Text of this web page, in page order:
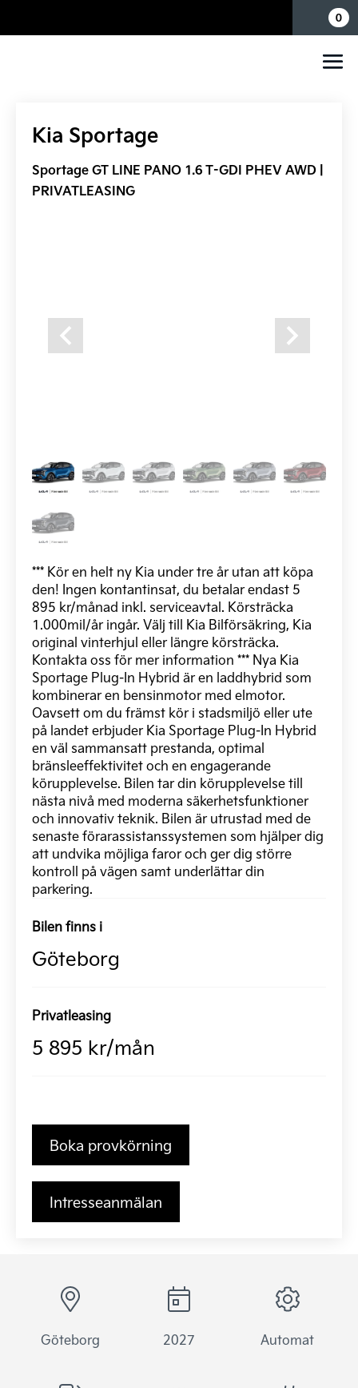
0
Kia Sportage
Sportage GT LINE PANO 1.6 T-GDI PHEV AWD |
PRIVATLEASING
Previous Next
*** Kör en helt ny Kia under tre år utan att köpa
den! Ingen kontantinsat, du betalar endast 5
895 kr/månad inkl. serviceavtal. Körsträcka
1.000mil/år ingår. Välj till Kia Bilförsäkring, Kia
original vinterhjul eller längre körsträcka.
Kontakta oss för mer information *** Nya Kia
Sportage Plug-In Hybrid är en laddhybrid som
kombinerar en bensinmotor med elmotor.
Oavsett om du främst kör i stadsmiljö eller ute
på landet erbjuder Kia Sportage Plug-In Hybrid
en väl sammansatt prestanda, optimal
bränsleeffektivitet och en engagerande
körupplevelse. Bilen tar din körupplevelse till
nästa nivå med moderna säkerhetsfunktioner
och innovativ teknik. Bilen är utrustad med de
senaste förarassistanssystemen som hjälper dig
att undvika möjliga faror och ger dig större
kontroll på vägen samt underlättar din
parkering.
Bilen finns i
Göteborg
Privatleasing
5 895 kr/mån
Boka provkörning
Intresseanmälan
Göteborg 2027 Automat